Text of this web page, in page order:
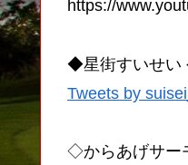
https://
◆星街すいせい
Tweets by
◇からあげサー